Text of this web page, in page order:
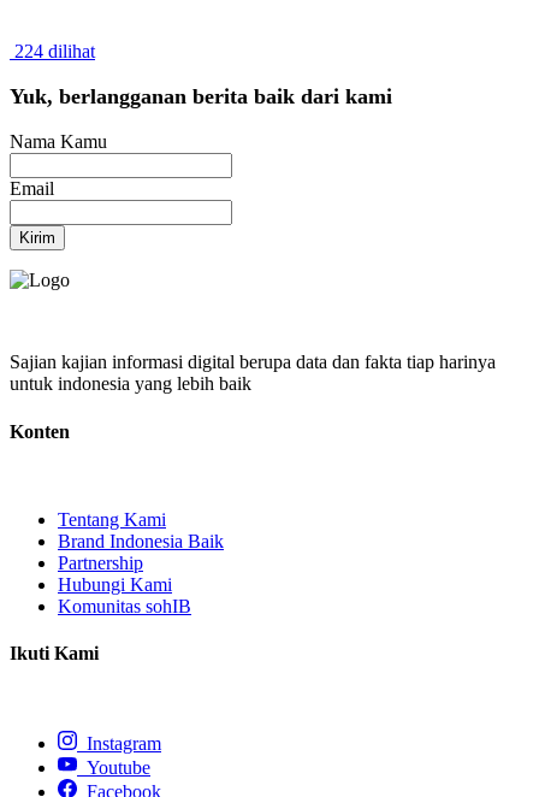
224 dilihat
Yuk, berlangganan berita baik dari kami
Nama Kamu
Email
Kirim
Sajian kajian informasi digital berupa data dan fakta tiap harinya
untuk indonesia yang lebih baik
Konten
Tentang Kami
Brand Indonesia Baik
Partnership
Hubungi Kami
Komunitas sohIB
Ikuti Kami
Instagram
Youtube
Facebook